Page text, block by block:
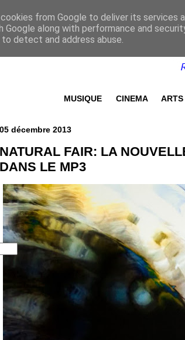
MUSIQUE CINEMA ARTS
05 décembre 2013
NATURAL FAIR: LA
DANS LE MP3
from Google to deliver its services
Google along with performance and
detect and address abuse.